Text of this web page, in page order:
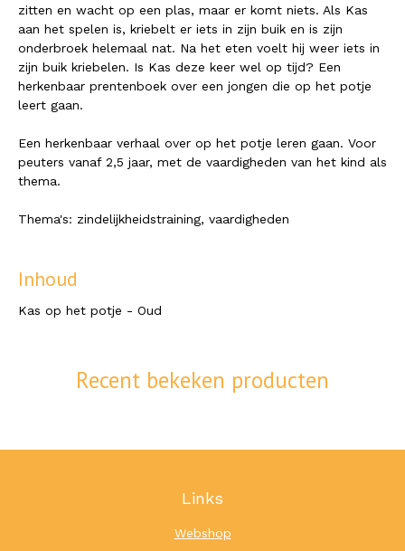
zitten en wacht op een plas, maar er komt niets. Als Kas
aan het spelen is, kriebelt er iets in zijn buik en is zijn
onderbroek helemaal nat. Na het eten voelt hij weer iets in
zijn buik kriebelen. Is Kas deze keer wel op tijd? Een
herkenbaar prentenboek over een jongen die op het potje
leert gaan.
Een herkenbaar verhaal over op het potje leren gaan. Voor
peuters vanaf 2,5 jaar, met de vaardigheden van het kind als
thema.
Thema's: zindelijkheidstraining, vaardigheden
Inhoud
Kas op het potje - Oud
Recent bekeken producten
Links
Webshop